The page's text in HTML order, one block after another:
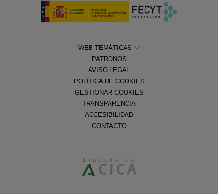
WEB TEMÁTICAS
PATRONOS
AVISO LEGAL
POLÍTICA DE COOKIES
GESTIONAR COOKIES
TRANSPARENCIA
ACCESIBILIDAD
CONTACTO